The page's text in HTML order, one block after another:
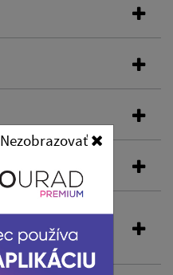
Nezobrazovať
prijatie